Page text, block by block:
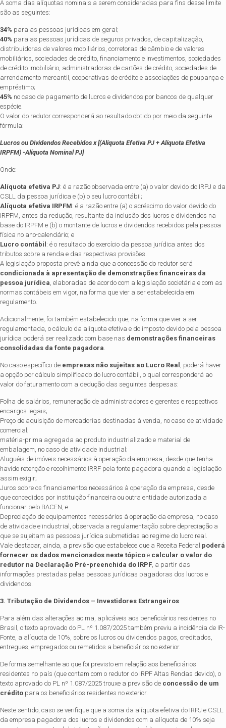
A soma das alíquotas nominais a serem consideradas para fins desse limite
são as seguintes:
34% para as pessoas jurídicas em geral;
40% para as pessoas jurídicas de seguros privados, de capitalização,
distribuidoras de valores mobiliários, corretoras de câmbio e de valores
mobiliários, sociedades de crédito, financiamento e investimentos, sociedades
de crédito imobiliário, administradoras de cartões de crédito, sociedades de
arrendamento mercantil, cooperativas de crédito e associações de poupança e
empréstimo;
45% no caso de pagamento de lucros e dividendos por bancos de qualquer
espécie.
O valor do redutor corresponderá ao resultado obtido por meio da seguinte
fórmula:
Lucros ou Dividendos Recebidos x [(Alíquota Efetiva PJ + Alíquota Efetiva
IRPFM) -Alíquota Nominal PJ]
Onde:
Alíquota efetiva PJ: é a razão observada entre (a) o valor devido do IRPJ e da
CSLL da pessoa jurídica e (b) o seu lucro contábil;
Alíquota efetiva IRPFM: é a razão entre (a) o acréscimo do valor devido do
IRPFM, antes da redução, resultante da inclusão dos lucros e dividendos na
base do IRPFM e (b) o montante de lucros e dividendos recebidos pela pessoa
física no ano-calendário; e
Lucro contábil : é o resultado do exercício da pessoa jurídica antes dos
tributos sobre a renda e das respectivas provisões.
A legislação proposta prevê ainda que a concessão do redutor será
condicionada à apresentação de demonstrações financeiras da
pessoa jurídica, elaboradas de acordo com a legislação societária e com as
normas contábeis em vigor, na forma que vier a ser estabelecida em
regulamento.
Adicionalmente, foi também estabelecido que, na forma que vier a ser
regulamentada, o cálculo da alíquota efetiva e do imposto devido pela pessoa
jurídica poderá ser realizado com base nas demonstrações financeiras
consolidadas da fonte pagadora.
No caso específico de empresas não sujeitas ao Lucro Real , poderá haver
a opção por cálculo simplificado do lucro contábil, o qual corresponderá ao
valor do faturamento com a dedução das seguintes despesas:
Folha de salários, remuneração de administradores e gerentes e respectivos
encargos legais;
Preço de aquisição de mercadorias destinadas à venda, no caso de atividade
comercial;
matéria-prima agregada ao produto industrializado e material de
embalagem, no caso de atividade industrial;
Aluguéis de imóveis necessários à operação da empresa, desde que tenha
havido retenção e recolhimento IRRF pela fonte pagadora quando a legislação
assim exigir;
Juros sobre os financiamentos necessários à operação da empresa, desde
que concedidos por instituição financeira ou outra entidade autorizada a
funcionar pelo BACEN, e
Depreciação de equipamentos necessários à operação da empresa, no caso
de atividade e industrial, observada a regulamentação sobre depreciação a
que se sujeitam as pessoas jurídica submetidas ao regime do lucro real.
Vale destacar, ainda, a previsão que estabelece que a Receita Federal poderá
fornecer os dados mencionados neste tópico e calcular o valor do
redutor na Declaração Pré-preenchida do IRPF, a partir das
informações prestadas pelas pessoas jurídicas pagadoras dos lucros e
dividendos.
3. Tributação de Dividendos – Investidores Estrangeiros
Para além das alterações acima, aplicáveis aos beneficiários residentes no
Brasil, o texto aprovado do PL nº 1.087/2025 também previu a incidência de IR-
Fonte, a alíquota de 10%, sobre os lucros ou dividendos pagos, creditados,
entregues, empregados ou remetidos a beneficiários no exterior.
De forma semelhante ao que foi previsto em relação aos beneficiários
residentes no país (que contam com o redutor do IRPF Altas Rendas devido), o
texto aprovado do PL nº 1.087/2025 trouxe a previsão de concessão de um
crédito para os beneficiários residentes no exterior.
Neste sentido, caso se verifique que a soma da alíquota efetiva do IRPJ e CSLL
da empresa pagadora dos lucros e dividendos com a alíquota de 10% seja